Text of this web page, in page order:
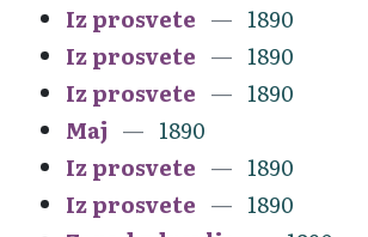
Iz prosvete
1890
Iz prosvete
1890
Iz prosvete
1890
Maj
1890
Iz prosvete
1890
Iz prosvete
1890